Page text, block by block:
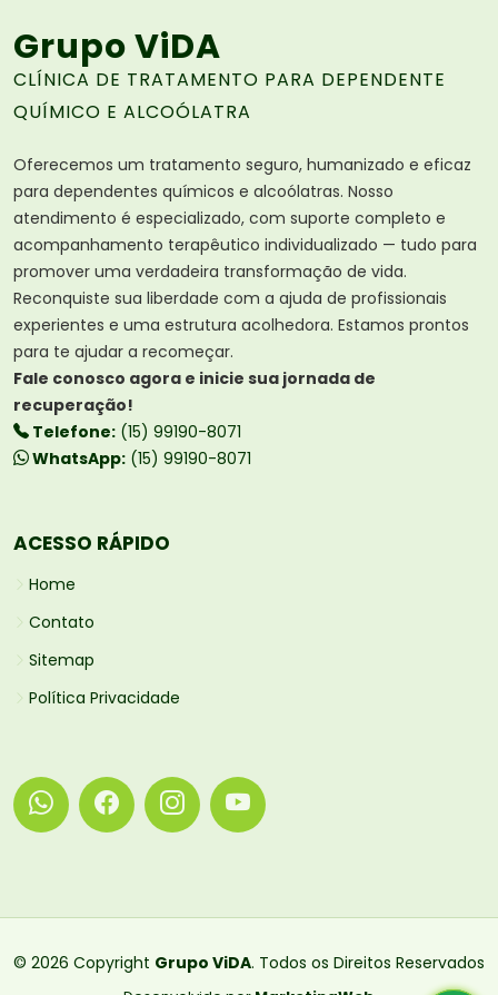
Grupo ViDA
CLÍNICA DE TRATAMENTO PARA DEPENDENTE
QUÍMICO E ALCOÓLATRA
Oferecemos um tratamento seguro, humanizado e eficaz
para dependentes químicos e alcoólatras. Nosso
atendimento é especializado, com suporte completo e
acompanhamento terapêutico individualizado — tudo para
promover uma verdadeira transformação de vida.
Reconquiste sua liberdade com a ajuda de profissionais
experientes e uma estrutura acolhedora. Estamos prontos
para te ajudar a recomeçar.
Fale conosco agora e inicie sua jornada de
recuperação!
Telefone: (15) 99190-8071
WhatsApp: (15) 99190-8071
ACESSO RÁPIDO
Home
Contato
Sitemap
Política Privacidade
© 2026 Copyright Grupo ViDA. Todos os Direitos Reservados